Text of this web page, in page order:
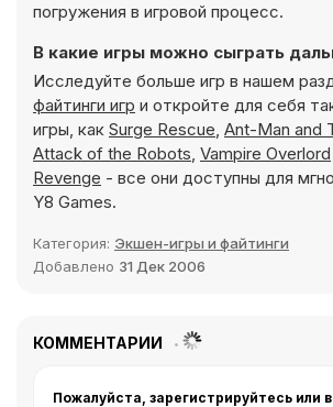
погружения в игровой процесс.
В какие игры можно сыграть
Исследуйте больше игр в нашем
файтинги игр и откройте для себя
игры, как Surge Rescue, Ant-Man and
Attack of the Robots, Vampire Overlord
Revenge - все они доступны для
Y8 Games.
Категория: Экшен-игры и файтинги
Добавлено 31 Дек 2006
КОММЕНТАРИИ
Пожалуйста, зарегистрируйтесь или